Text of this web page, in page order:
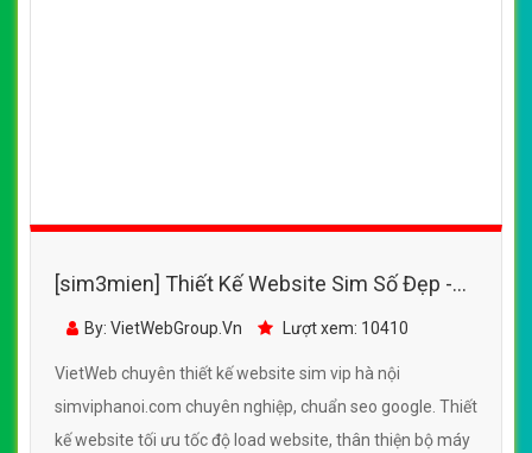
[sim3mien] Thiết Kế Website Sim Số Đẹp -
SimVipHaNoi.Com đẹp SEO nhanh hiệu quả
By: VietWebGroup.Vn Lượt xem: 10410
VietWeb chuyên thiết kế website sim vip hà nội
simviphanoi.com chuyên nghiệp, chuẩn seo google. Thiết
kế website tối ưu tốc độ load website, thân thiện bộ máy